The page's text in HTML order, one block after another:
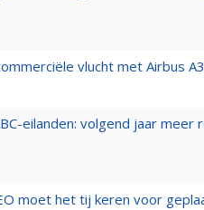
vlucht met Airbus
eilanden: volgend jaar meer
moet het tij keren voor